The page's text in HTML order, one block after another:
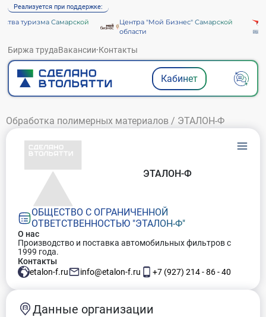
Реализуется при поддержке:
туризма Самарской
Центра "Мой Бизнес" Самарской
области
Биржа трудаВакансии·Контакты
Кабинет
Обработка полимерных материалов / ЭТАЛОН-Ф
ОБЩЕСТВО С ОГРАНИЧЕННОЙ
ОТВЕТСТВЕННОСТЬЮ "ЭТАЛОН-Ф"
ЭТАЛОН-Ф
О нас
Производство и поставка автомобильных фильтров с
1999 года.
Контакты
etalon-f.ru
info@etalon-f.ru +7 (927) 214 - 86 - 40
Данные организации